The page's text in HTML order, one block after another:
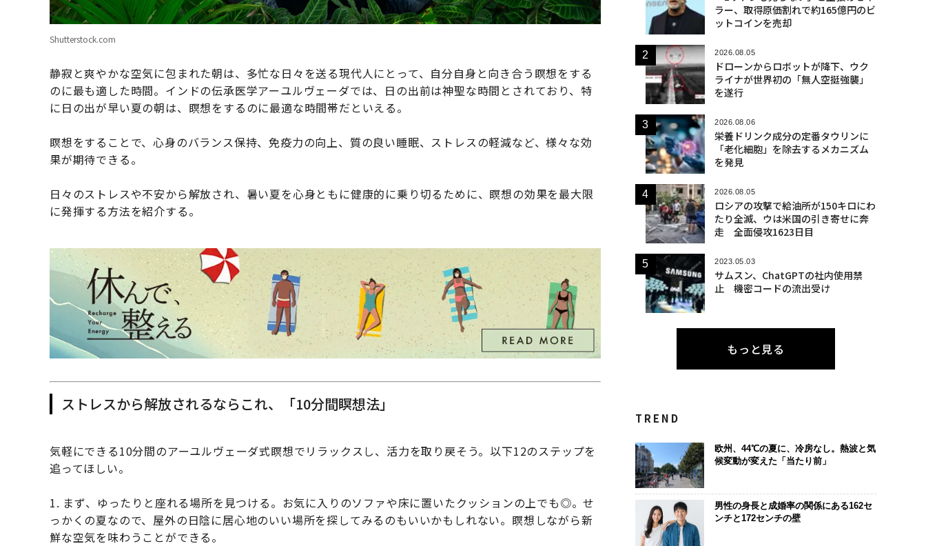
Shutterstock.com
静寂と爽やかな空気に包まれた朝は、多忙な日々を送る現代人にとって、自分自身と向き合う瞑想をする
のに最も適した時間。インドの伝承医学アーユルヴェーダでは、日の出前は神聖な時間とされており、特
に日の出が早い夏の朝は、瞑想をするのに最適な時間帯だといえる。
瞑想をすることで、心身のバランス保持、免疫力の向上、質の良い睡眠、ストレスの軽減など、様々な効
果が期待できる。
日々のストレスや不安から解放され、暑い夏を心身ともに健康的に乗り切るために、瞑想の効果を最大限
に発揮する方法を紹介する。
ストレスから解放されるならこれ、「10分間瞑想法」
気軽にできる10分間のアーユルヴェーダ式瞑想でリラックスし、活力を取り戻そう。以下12のステップを
追ってほしい。
1. まず、ゆったりと座れる場所を見つける。お気に入りのソファや床に置いたクッションの上でも◎。せ
っかくの夏なので、屋外の日陰に居心地のいい場所を探してみるのもいいかもしれない。瞑想しながら新
鮮な空気を味わうことができる。
ラー、取得原価割れで約165億円のビ
ットコインを売却
2026.08.05
ドローンからロボットが降下、ウク
ライナが世界初の「無人空挺強襲」
を遂行
2026.08.06
栄養ドリンク成分の定番タウリンに
「老化細胞」を除去するメカニズム
を発見
2026.08.05
ロシアの攻撃で給油所が150キロにわ
たり全滅、ウは米国の引き寄せに奔
走 全面侵攻1623日目
2023.05.03
サムスン、ChatGPTの社内使用禁
止 機密コードの流出受け
もっと見る
TREND
欧州、44℃の夏に、冷房なし。熱波と気
候変動が変えた「当たり前」
男性の身長と成婚率の関係にある162セ
ンチと172センチの壁